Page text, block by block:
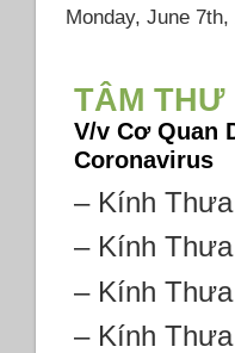
Monday, June 7th,
TÂM THƯ
V/v Cơ Quan
Coronavirus
– Kính
– Kính
– Kính
– Kính